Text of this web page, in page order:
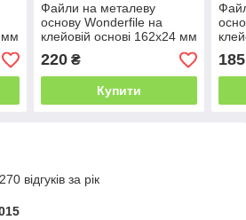
мм
Файли на металеву
основу Wonderfile на
клейовій основі 162х24 мм
180 грит, 50 шт
220₴
Купити
240
185
відгуків за рік